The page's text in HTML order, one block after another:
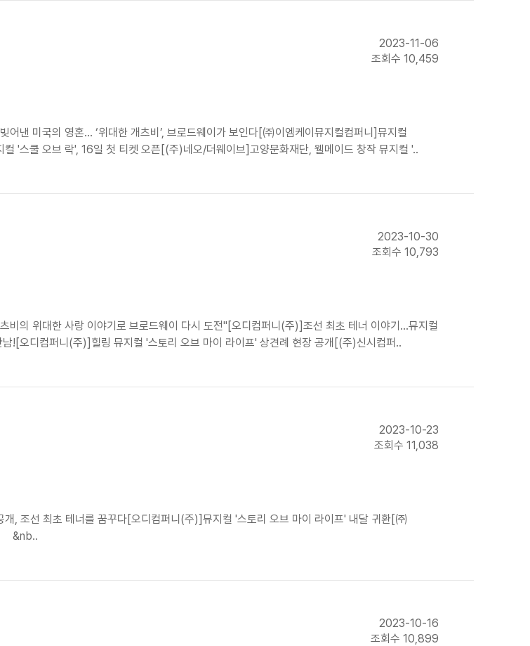
2023-11-06
조회수 10,459
낸 미국의 영혼… ‘위대한 개츠비’, 브로드웨이가 보인다[㈜이엠케이뮤지컬컴퍼니]뮤지컬
'스쿨 오브 락', 16일 첫 티켓 오픈[(주)네오/더웨이브]고양문화재단, 웰메이드 창작 뮤지컬 '..
2023-10-30
조회수 10,793
의 위대한 사랑 이야기로 브로드웨이 다시 도전"[오디컴퍼니(주)]조선 최초 테너 이야기…뮤지컬
![오디컴퍼니(주)]힐링 뮤지컬 '스토리 오브 마이 라이프' 상견례 현장 공개[(주)신시컴퍼..
2023-10-23
조회수 11,038
, 조선 최초 테너를 꿈꾸다[오디컴퍼니(주)]뮤지컬 '스토리 오브 마이 라이프' 내달 귀환[㈜
! &nb..
2023-10-16
조회수 10,899